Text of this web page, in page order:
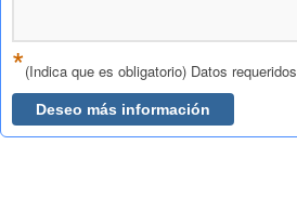
*(Indica que es obligatorio) Datos requeridos